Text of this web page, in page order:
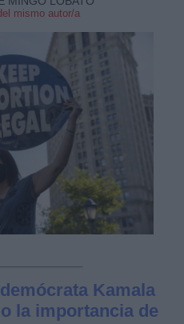
mismo autor/a
Kamala
la importancia de